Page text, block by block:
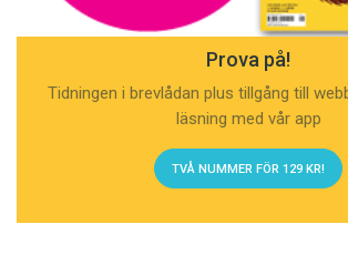
Prova på!
Tidningen i brevlådan plus tillgång till
läsning med vår app
TVÅ NUMMER FÖR 129 KR!